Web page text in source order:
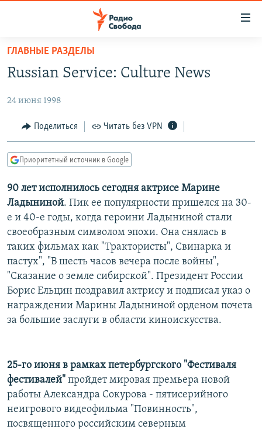
упрощенного
доступа
содержанию
Вернутся
навигации
Вернутся
поиску
АВТОРСКИЕ ПРОЕКТЫ
ЦИТАТЫ СВОБОДЫ
КУЛЬТУРА
IDEL.РЕАЛИИ
КАВКАЗ.РЕАЛИИ
СЕВЕР.РЕАЛИИ
СИБИРЬ.РЕАЛИИ
РАСПИСАНИЕ ВЕЩАНИЯ
ПОДПИШИТЕСЬ НА РАССЫЛКУ
СОЦИАЛЬНЫЕ СЕТИ
Все сайты РСЕ/РС
ГЛАВНЫЕ РАЗДЕЛЫ
Russian Service: Culture News
24 июня 1998
Поделиться Читать без VPN
Приоритетный источник в Google
90 лет исполнилось сегодня актрисе Марине
Ладыниной. Пик ее популярности пришелся на 30-
е и 40-е годы, когда героини Ладыниной стали
своеобразным символом эпохи. Она снялась в
таких фильмах как "Трактористы", Свинарка и
пастух", "В шесть часов вечера после войны",
"Сказание о земле сибирской". Президент России
Борис Ельцин поздравил актрису и подписал указ о
награждении Марины Ладыниной орденом почета
за большие заслуги в области киноискусства.
25-го июня в рамках петербургского "Фестиваля
фестивалей" пройдет мировая премьера новой
работы Александра Сокурова - пятисерийного
неигрового видеофильма "Повинность",
посвященного российским северным